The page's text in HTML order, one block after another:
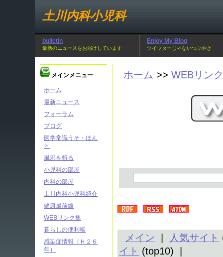
土川内科小児科
bulletin
最新のニュースをお届けしています
Enjoy My Blog
ツイッターじゃないつぶやき
メインメニュー
ホーム
最新ニュース
フォーラム
ブログ
医学常識うそ・ほん
と
風邪を斬る
小児科の部屋
内科の部屋
土川内科小児科紹介
健康最前線
WEBリンク集
暮らしの便利帳
感染症情報（Ｈ２６
年）
ホーム >> WEBリン
メイン 人気サイト
イト (top10) |